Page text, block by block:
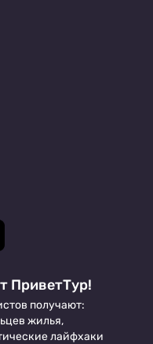
ПриветТур!
получают:
жилья,
лайфхаки